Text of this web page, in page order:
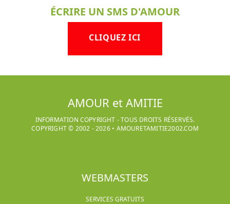
ÉCRIRE UN SMS D'AMOUR
CLIQUEZ ICI
AMOUR et AMITIE
INFORMATION COPYRIGHT - TOUS DROITS RÉSERVÉS.
COPYRIGHT © 2002 -2026• AMOURETAMITIE2002.COM
WEBMASTERS
SERVICES GRATUITS